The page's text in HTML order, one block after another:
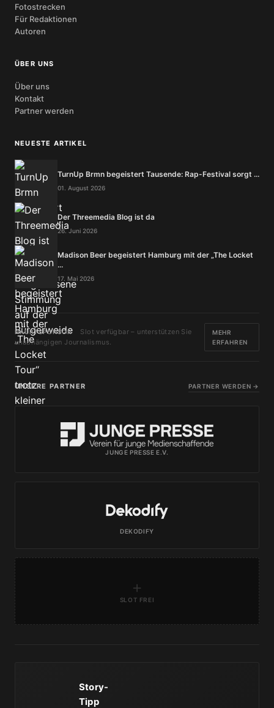
Fotostrecken
Für Redaktionen
Autoren
ÜBER UNS
Über uns
Kontakt
Partner werden
NEUESTE ARTIKEL
TurnUp Brmn begeistert Tausende: Rap-Festival sorgt ...
01. August 2026
Der Threemedia Blog ist da
26. Juni 2026
Madison Beer begeistert Hamburg mit der „The Locket
...
17. Mai 2026
HAUPTSPONSOR
Slot verfügbar – unterstützen Sie
unabhängigen Journalismus.
MEHR
ERFAHREN
UNSERE PARTNER PARTNER WERDEN →
JUNGE PRESSE E.V.
DEKODIFY
+
SLOT FREI
Story-
Tipp